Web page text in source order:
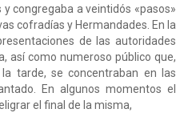
congregaba a veintidós «pasos»
cofradías y Hermandades. En la
de las autoridades
así como numeroso público que,
tarde, se concentraban en las
En algunos momentos el
el final de la misma,